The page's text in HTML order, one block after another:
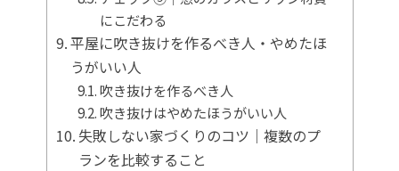
にこだわる
平屋に吹き抜けを作るべき人・やめたほ
うがいい人
吹き抜けを作るべき人
吹き抜けはやめたほうがいい人
失敗しない家づくりのコツ｜複数のプ
ランを比較すること